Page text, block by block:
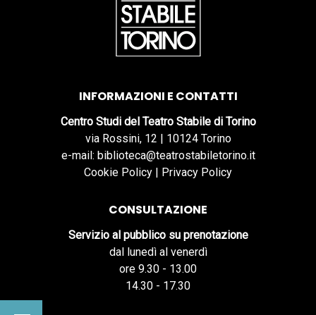
INFORMAZIONI E CONTATTI
Centro Studi del Teatro Stabile di Torino
via Rossini, 12 | 10124 Torino
e-mail: biblioteca@teatrostabiletorino.it
Cookie Policy | Privacy Policy
CONSULTAZIONE
Servizio al pubblico su prenotazione
dal lunedì al venerdì
ore 9.30 - 13.00
14.30 - 17.30